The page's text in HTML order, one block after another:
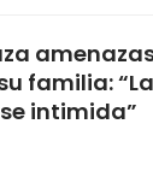
familia:
intimida”